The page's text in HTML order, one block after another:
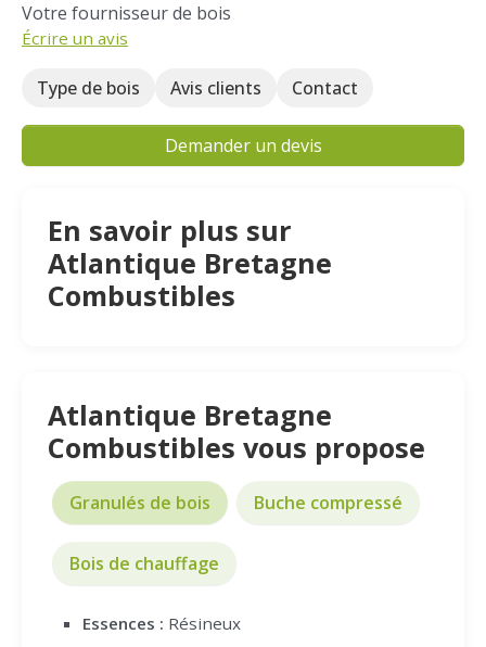
Votre fournisseur de bois
Écrire un avis
Type de bois Avis clients Contact
Demander un devis
En savoir plus sur
Atlantique Bretagne
Combustibles
Atlantique Bretagne
Combustibles vous propose
Granulés de bois Buche compressé
Bois de chauffage
Essences : Résineux